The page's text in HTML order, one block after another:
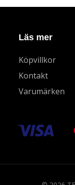
Läs mer
Köpvillkor
Kontakt
Varumärken